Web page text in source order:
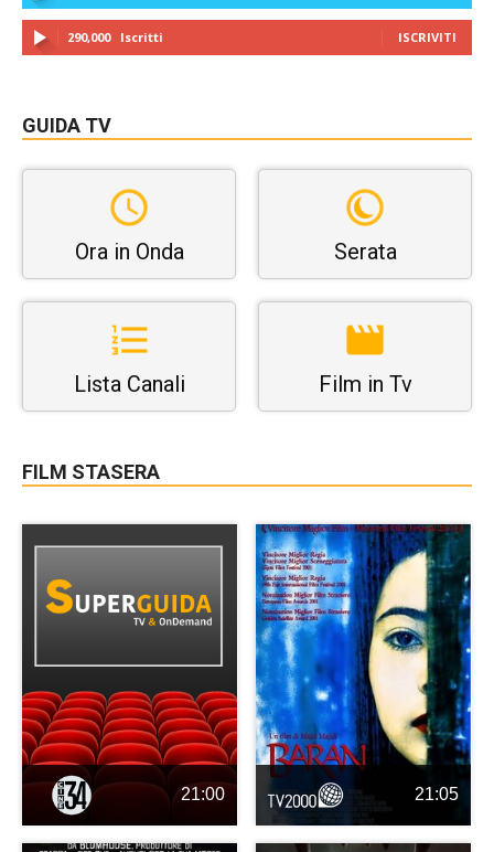
290,000 Iscritti ISCRIVITI
GUIDA TV
Ora in Onda Serata
Lista Canali Film in Tv
FILM STASERA
21:00 21:05